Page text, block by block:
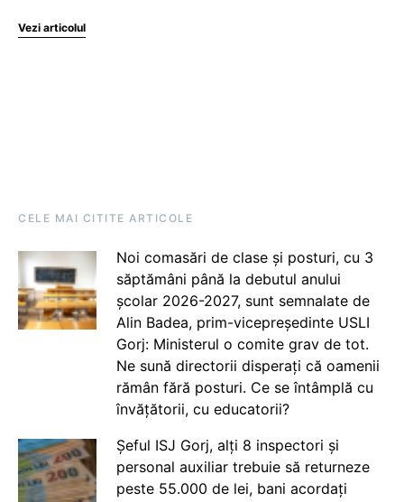
Vezi articolul
CELE MAI CITITE ARTICOLE
Noi comasări de clase și posturi, cu 3
săptămâni până la debutul anului
școlar 2026-2027, sunt semnalate de
Alin Badea, prim-vicepreședinte USLI
Gorj: Ministerul o comite grav de tot.
Ne sună directorii disperați că oamenii
rămân fără posturi. Ce se întâmplă cu
învățătorii, cu educatorii?
Șeful ISJ Gorj, alți 8 inspectori și
personal auxiliar trebuie să returneze
peste 55.000 de lei, bani acordați